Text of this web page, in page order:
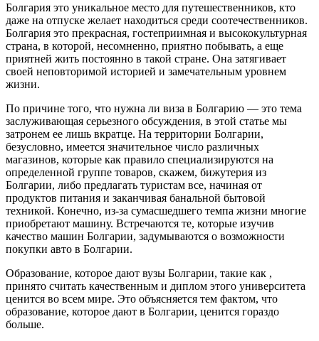
Болгария это уникальное место для путешественников, кто
даже на отпуске желает находиться среди соотечественников.
Болгария это прекрасная, гостеприимная и высококультурная
страна, в которой, несомненно, приятно побывать, а еще
приятней жить постоянно в такой стране. Она затягивает
своей неповторимой историей и замечательным уровнем
жизни.
По причине того, что нужна ли виза в Болгарию — это тема
заслуживающая серьезного обсуждения, в этой статье мы
затронем ее лишь вкратце. На территории Болгарии,
безусловно, имеется значительное число различных
магазинов, которые как правило специализируются на
определенной группе товаров, скажем, бижутерия из
Болгарии, либо предлагать туристам все, начиная от
продуктов питания и заканчивая банальной бытовой
техникой. Конечно, из-за сумасшедшего темпа жизни многие
приобретают машину. Встречаются те, которые изучив
качество машин Болгарии, задумываются о возможности
покупки авто в Болгарии.
Образование, которое дают вузы Болгарии, такие как ,
принято считать качественным и диплом этого университета
ценится во всем мире. Это объясняется тем фактом, что
образование, которое дают в Болгарии, ценится гораздо
больше.